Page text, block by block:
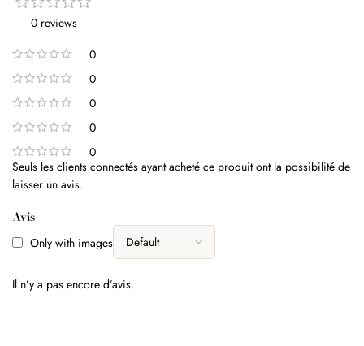
0 reviews
0
0
0
0
0
Avis
Only with images
Il n’y a pas encore d’avis.
Seuls les clients connectés ayant acheté ce produit ont la possibilité de
laisser un avis.